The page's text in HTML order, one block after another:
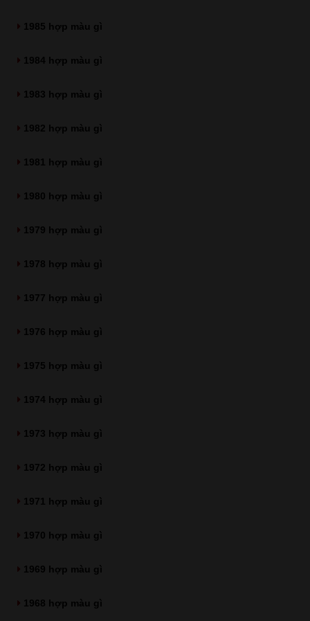
1985 hợp màu gì
1984 hợp màu gì
1983 hợp màu gì
1982 hợp màu gì
1981 hợp màu gì
1980 hợp màu gì
1979 hợp màu gì
1978 hợp màu gì
1977 hợp màu gì
1976 hợp màu gì
1975 hợp màu gì
1974 hợp màu gì
1973 hợp màu gì
1972 hợp màu gì
1971 hợp màu gì
1970 hợp màu gì
1969 hợp màu gì
1968 hợp màu gì